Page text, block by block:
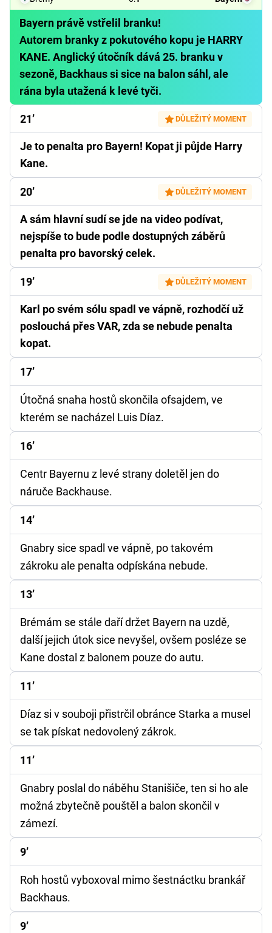
Bayern právě vstřelil branku!
Autorem branky z pokutového kopu je HARRY
KANE. Anglický útočník dává 25. branku v
sezoně, Backhaus si sice na balon sáhl, ale
rána byla utažená k levé tyči.
21’ DŮLEŽITÝ MOMENT
Je to penalta pro Bayern! Kopat ji půjde Harry
Kane.
20’ DŮLEŽITÝ MOMENT
A sám hlavní sudí se jde na video podívat,
nejspíše to bude podle dostupných záběrů
penalta pro bavorský celek.
19’ DŮLEŽITÝ MOMENT
Karl po svém sólu spadl ve vápně, rozhodčí už
poslouchá přes VAR, zda se nebude penalta
kopat.
17’
Útočná snaha hostů skončila ofsajdem, ve
kterém se nacházel Luis Díaz.
16’
Centr Bayernu z levé strany doletěl jen do
náruče Backhause.
14’
Gnabry sice spadl ve vápně, po takovém
zákroku ale penalta odpískána nebude.
13’
Brémám se stále daří držet Bayern na uzdě,
další jejich útok sice nevyšel, ovšem posléze se
Kane dostal z balonem pouze do autu.
11’
Díaz si v souboji přistrčil obránce Starka a musel
se tak pískat nedovolený zákrok.
11’
Gnabry poslal do náběhu Stanišiče, ten si ho ale
možná zbytečně pouštěl a balon skončil v
zámezí.
9’
Roh hostů vyboxoval mimo šestnáctku brankář
Backhaus.
9’